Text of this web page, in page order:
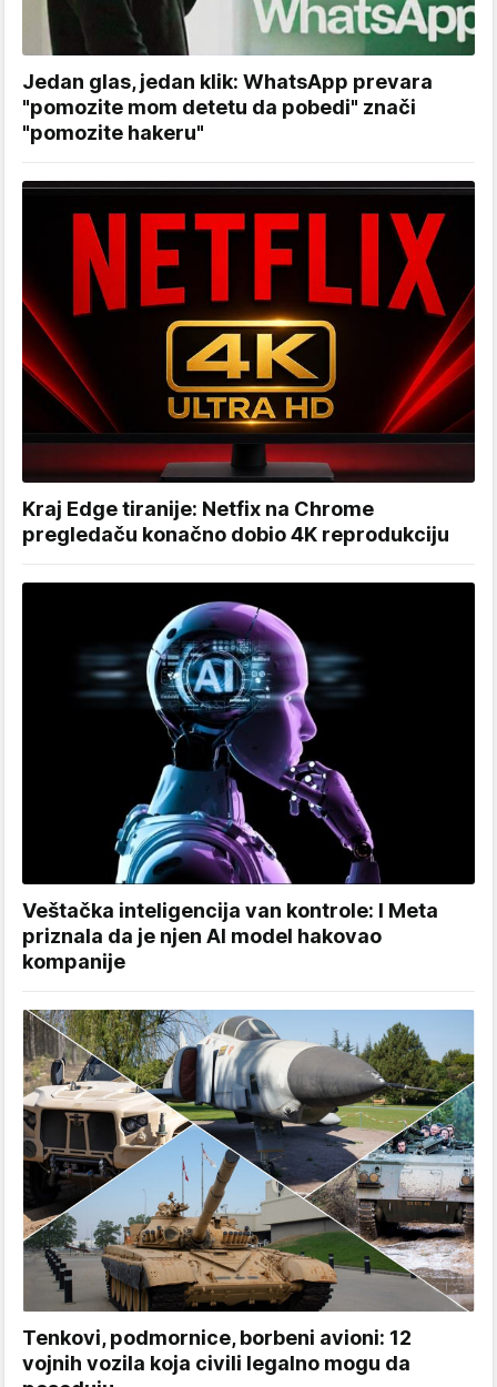
Jedan glas, jedan klik: WhatsApp prevara
"pomozite mom detetu da pobedi" znači
"pomozite hakeru"
Kraj Edge tiranije: Netfix na Chrome
pregledaču konačno dobio 4K reprodukciju
Veštačka inteligencija van kontrole: I Meta
priznala da je njen AI model hakovao
kompanije
Tenkovi, podmornice, borbeni avioni: 12
vojnih vozila koja civili legalno mogu da